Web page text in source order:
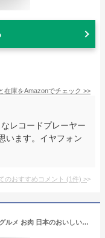
在庫をAmazonでチェック >>
レコードプレーヤー
います。イヤフォン
のおすすめコメント (1件) >
カタログギフト 内祝い お返し 送料無料 グルメ お肉 日本のおいしい食べ物 蓬(よもぎ) 9000円コース お歳暮 歳暮 ギフト おしゃれ グルメカタログギフト 入学祝い 出産内祝い 結婚内祝い 新築祝い 結婚祝い 出産祝い 快気祝い 香典返し お礼【メール便】